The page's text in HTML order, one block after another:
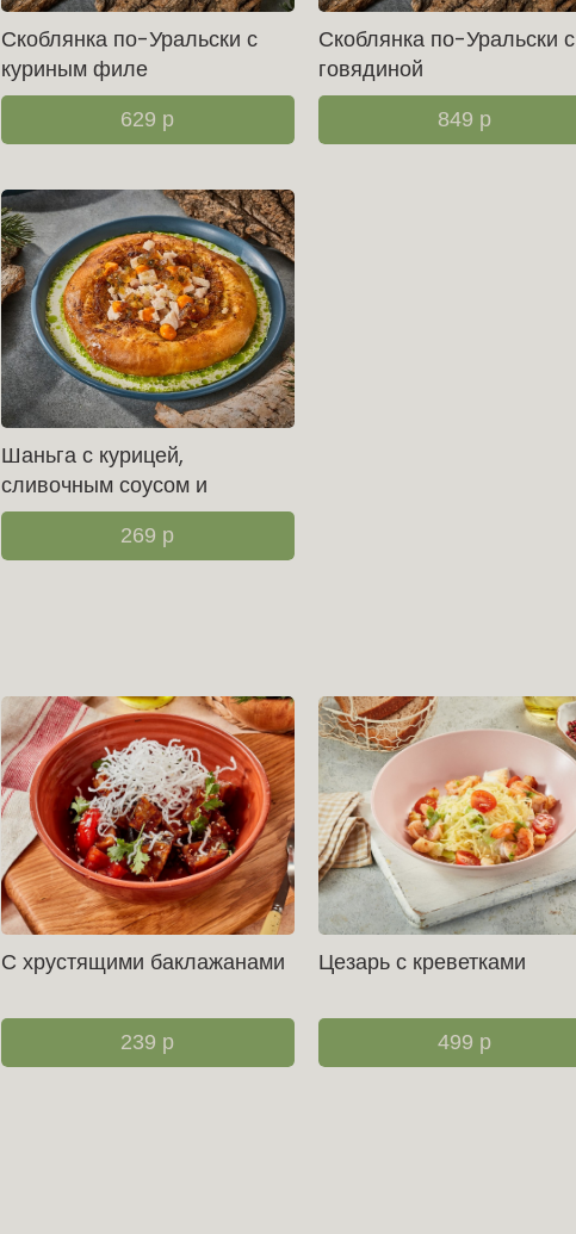
Скоблянка по-Уральски с
куриным филе
629 р
Скоблянка по-Уральски с
говядиной
849 р
Шаньга с курицей,
сливочным соусом и
яблочно-огуречным
269 р
С хрустящими баклажанами
239 р
Цезарь с креветками
499 р